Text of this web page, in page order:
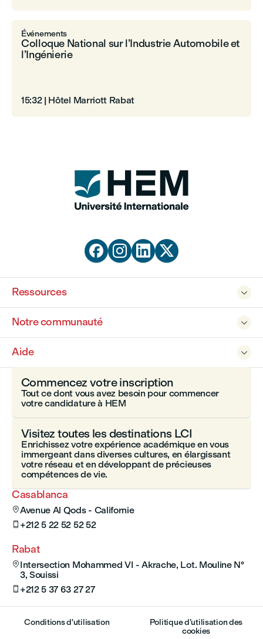
Événements
Colloque National sur l’Industrie Automobile et
l’Ingénierie
15:32| Hôtel Marriott Rabat
   

Ressources

Notre communauté

Aide
Casablanca
Avenue Al Qods - Californie
 +212 5 22 52 52 52
Rabat
 Intersection Mohammed VI - Akrache, Lot. Mouline N°
3, Souissi
 +212 5 37 63 27 27
Commencez votre inscription
Tout ce dont vous avez besoin pour commencer
votre candidature à HEM
Visitez toutes les destinations LCI
Enrichissez votre expérience académique en vous
immergeant dans diverses cultures, en élargissant
votre réseau et en développant de précieuses
compétences de vie.
Conditions d'utilisation
Politique d’utilisation des
cookies